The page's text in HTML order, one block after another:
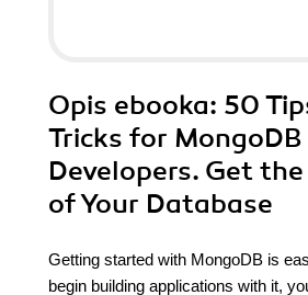
Opis ebooka: 50
Tricks for MongoDB
Developers. Get
of Your Database
Getting started with MongoDB is
begin building applications with it,